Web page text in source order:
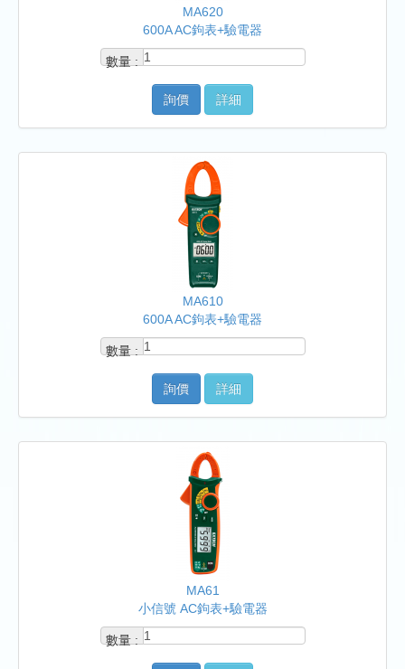
MA620
600A AC鉤表+驗電器
數量 :
詢價 詳細
MA610
600A AC鉤表+驗電器
數量 :
詢價 詳細
MA61
小信號 AC鉤表+驗電器
數量 :